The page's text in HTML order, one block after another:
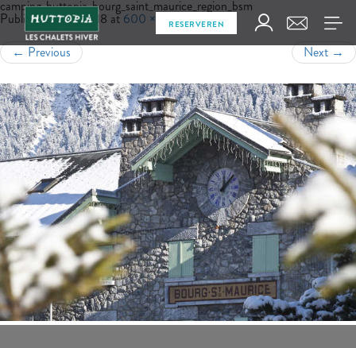
RESERVEREN
camping_huttopia_bourg_saint_maurice_region_bsm
Publishedjuli 6, 2018 at600 × 400inRegio
← Previous Next →